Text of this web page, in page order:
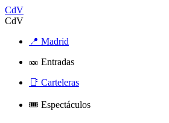
CdV
CdV
📍 Madrid
🎫 Entradas
📑 Carteleras
🎟️ Espectáculos